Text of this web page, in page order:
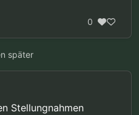
0
später
Stellungnahmen